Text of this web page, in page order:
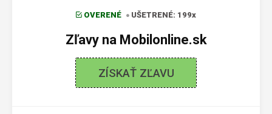
OVERENÉ UŠETRENÉ: 199x
Zľavy na Mobilonline.sk
ZÍSKAŤ ZĽAVU